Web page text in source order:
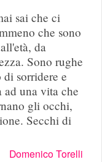
sai che ci
che sono
da
Sono rughe
di sorridere e
ad una vita che
gli occhi,
Secchi di
Domenico Torelli